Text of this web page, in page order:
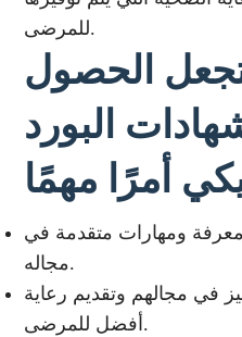
للمرضى.
تجعل الحصول
البورد
ومهارات متقدمة في
مجاله.
في مجالهم وتقديم رعاية
أفضل للمرضى.